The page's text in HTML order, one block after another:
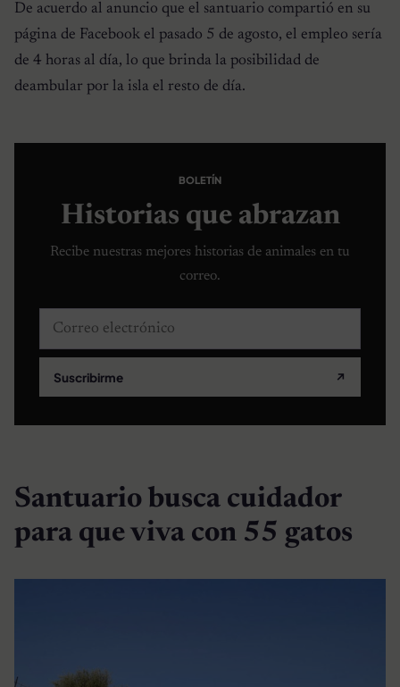
De acuerdo al anuncio que el santuario compartió en su
página de Facebook el pasado 5 de agosto, el empleo sería
de 4 horas al día, lo que brinda la posibilidad de
deambular por la isla el resto de día.
BOLETÍN
Historias que abrazan
Recibe nuestras mejores historias de animales en tu
correo.
Correo electrónico
Suscribirme ↗
Santuario busca cuidador
para que viva con 55 gatos